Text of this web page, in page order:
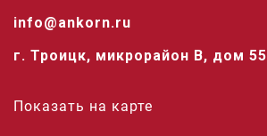
info@ankorn.ru
г. Троицк, микрорайон В, дом 55
Показать на карте